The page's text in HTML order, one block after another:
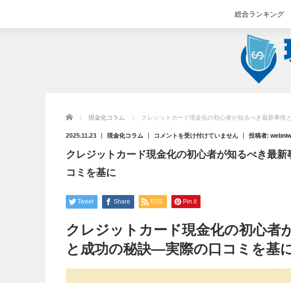
総合ランキング
Home 現金化コラム クレジットカード現金化の初心者が知るべき最新事情
2025.11.23 現金化コラム
ク
ッ
ト
化
の
初
知
き
事
コメントを受け付けていません 投稿者:
クレジットカード現金化の初心者が知るべき最
コミを基に
Tweet Share RSS Pin it
クレジットカード現金化の初心者
と成功の秘訣—実際の口コミを基